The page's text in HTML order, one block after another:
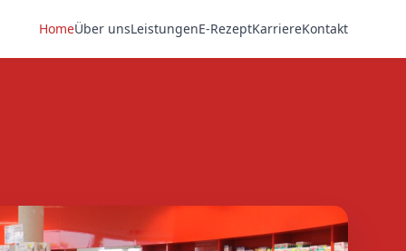
HomeÜber unsLeistungenE-RezeptKarriereKontakt